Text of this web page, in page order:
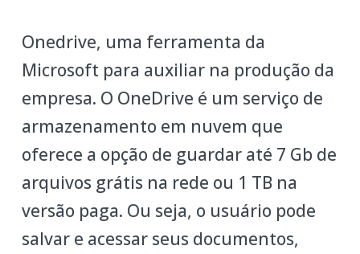
Onedrive, uma ferramenta da
Microsoft para auxiliar na produção da
empresa. O OneDrive é um serviço de
armazenamento em nuvem que
oferece a opção de guardar até 7 Gb de
arquivos grátis na rede ou 1 TB na
versão paga. Ou seja, o usuário pode
salvar e acessar seus documentos,